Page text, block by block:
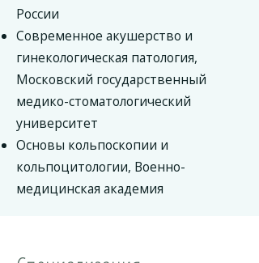
России
Современное акушерство и
гинекологическая патология,
Московский государственный
медико-стоматологический
университет
Основы кольпоскопии и
кольпоцитологии, Военно-
медицинская академия